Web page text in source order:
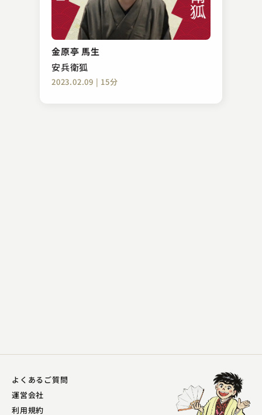
金原亭 馬生
安兵衛狐
2023.02.09 | 15分
三遊亭 志う歌
子ほめ
2024.04.05 | 15分
よくあるご質問
運営会社
利用規約